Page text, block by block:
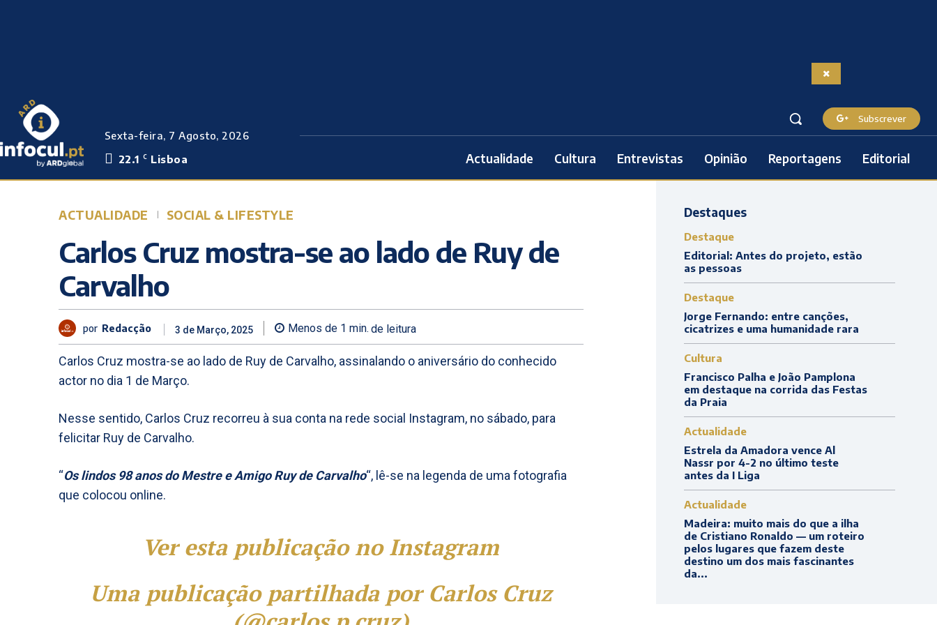
Sexta-feira, 7 Agosto, 2026
22.1 C Lisboa
Subscrever
Actualidade Cultura Entrevistas Opinião Reportagens Editorial
ACTUALIDADE SOCIAL & LIFESTYLE
Carlos Cruz mostra-se ao lado de Ruy de
Carvalho
por Redacção 3 de Março, 2025 Menos de 1 min. de leitura
Carlos Cruz mostra-se ao lado de Ruy de Carvalho, assinalando o aniversário do conhecido
actor no dia 1 de Março.
Nesse sentido, Carlos Cruz recorreu à sua conta na rede social Instagram, no sábado, para
felicitar Ruy de Carvalho.
“Os lindos 98 anos do Mestre e Amigo Ruy de Carvalho“, lê-se na legenda de uma fotografia
que colocou online.
Ver esta publicação no Instagram
Uma publicação partilhada por Carlos Cruz
Destaques
Destaque
Editorial: Antes do projeto, estão
as pessoas
Destaque
Jorge Fernando: entre canções,
cicatrizes e uma humanidade rara
Cultura
Francisco Palha e João Pamplona
em destaque na corrida das Festas
da Praia
Actualidade
Estrela da Amadora vence Al
Nassr por 4-2 no último teste
antes da I Liga
Actualidade
Madeira: muito mais do que a ilha
de Cristiano Ronaldo — um roteiro
pelos lugares que fazem deste
destino um dos mais fascinantes
da...